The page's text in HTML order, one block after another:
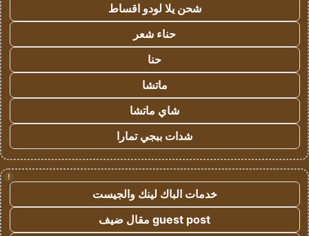
شحن يلا لودو اقساط
حناء شعر
حنا
ماتشا
شاي ماتشا
شدات ببجي تمارا
!
خدمات الباك لينك والجيست
guest post مقال ضيف